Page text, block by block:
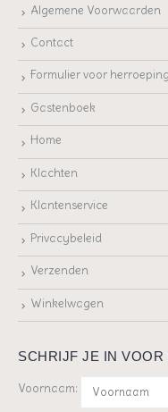
Algemene Voorwaarden
Contact
Formulier voor
Gastenboek
Home
Klachten
Klantenservice
Privacybeleid
Verzenden
Winkelwagen
SCHRIJF JE IN VOOR
Voornaam: